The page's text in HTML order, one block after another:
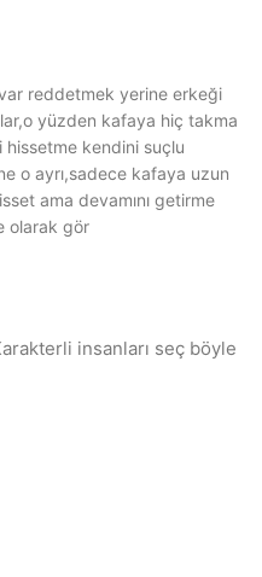
var reddetmek yerine erkeği
yüzden kafaya hiç takma
kendini suçlu
o ayrı,sadece kafaya uzun
ama devamını getirme
olarak gör
insanları seç böyle